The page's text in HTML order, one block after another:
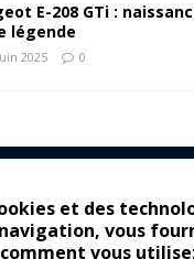
et des
vous
vous
E-208 GTi :
légende
2025 0
vrais